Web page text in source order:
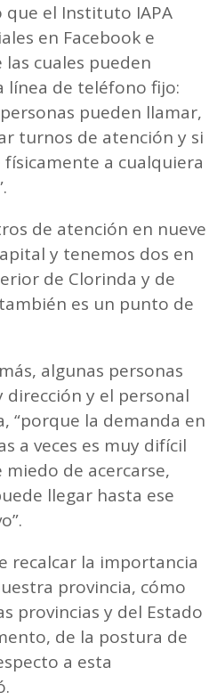
el Instituto IAPA
en Facebook e
cuales pueden
línea de teléfono fijo:
pueden llamar,
turnos de atención y si
a cualquiera
de atención en nueve
y tenemos dos en
de Clorinda y de
es un punto de
algunas personas
y el personal
“porque la demanda en
a veces es muy difícil
de acercarse,
llegar hasta ese
recalcar la importancia
provincia, cómo
provincias y del Estado
de la postura de
a esta